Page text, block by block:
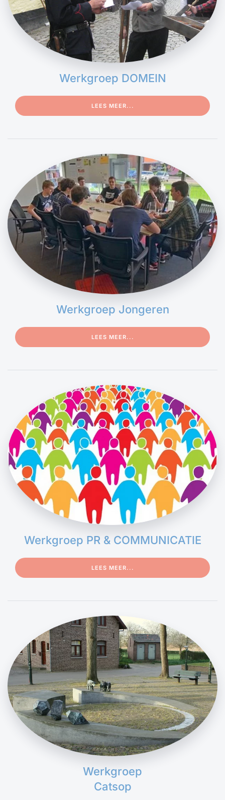
Werkgroep DOMEIN
LEES MEER...
Werkgroep Jongeren
LEES MEER...
Werkgroep PR & COMMUNICATIE
LEES MEER...
Werkgroep
Catsop